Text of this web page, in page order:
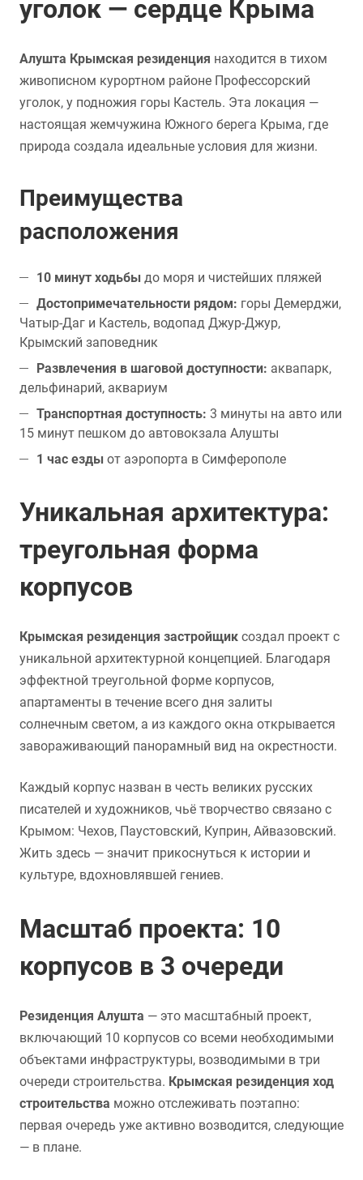
уголок — сердце Крыма
Алушта Крымская резиденция находится в тихом
живописном курортном районе Профессорский
уголок, у подножия горы Кастель. Эта локация —
настоящая жемчужина Южного берега Крыма, где
природа создала идеальные условия для жизни.
Преимущества
расположения
10 минут ходьбы до моря и чистейших пляжей
Достопримечательности рядом: горы Демерджи,
Чатыр-Даг и Кастель, водопад Джур-Джур,
Крымский заповедник
Развлечения в шаговой доступности: аквапарк,
дельфинарий, аквариум
Транспортная доступность: 3 минуты на авто или
15 минут пешком до автовокзала Алушты
1 час езды от аэропорта в Симферополе
Уникальная архитектура:
треугольная форма
корпусов
Крымская резиденция застройщик создал проект с
уникальной архитектурной концепцией. Благодаря
эффектной треугольной форме корпусов,
апартаменты в течение всего дня залиты
солнечным светом, а из каждого окна открывается
завораживающий панорамный вид на окрестности.
Каждый корпус назван в честь великих русских
писателей и художников, чьё творчество связано с
Крымом: Чехов, Паустовский, Куприн, Айвазовский.
Жить здесь — значит прикоснуться к истории и
культуре, вдохновлявшей гениев.
Масштаб проекта: 10
корпусов в 3 очереди
Резиденция Алушта — это масштабный проект,
включающий 10 корпусов со всеми необходимыми
объектами инфраструктуры, возводимыми в три
очереди строительства. Крымская резиденция ход
строительства можно отслеживать поэтапно:
первая очередь уже активно возводится, следующие
— в плане.